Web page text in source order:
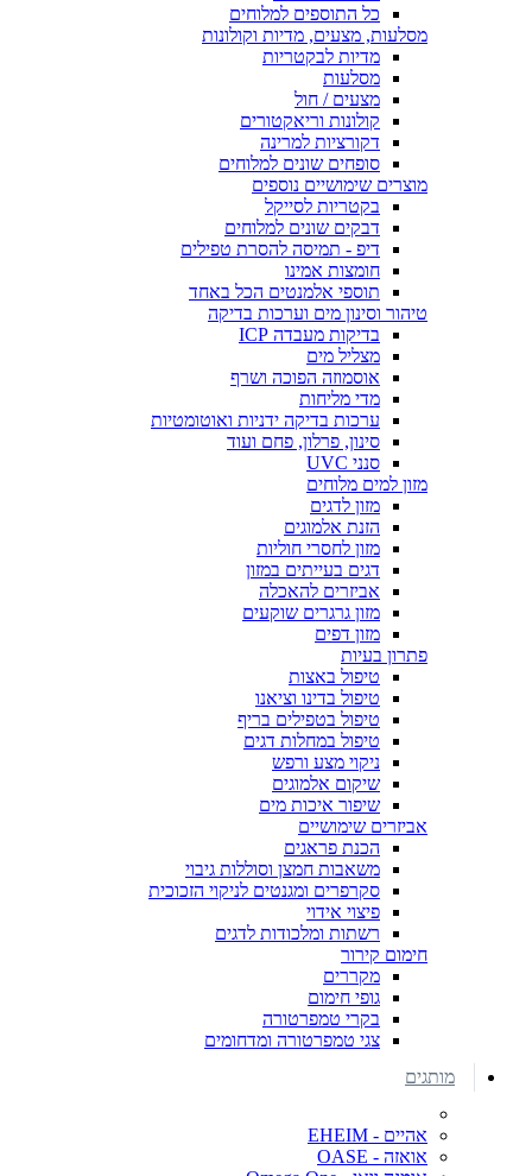
כל התוספים למלוחים
מסלעות, מצעים, מדיות וקולונות
מדיות לבקטריות
מסלעות
מצעים / חול
קולונות וריאקטורים
דקורציות למרינה
סופחים שונים למלוחים
מוצרים שימושיים נוספים
בקטריות לסייקל
דבקים שונים למלוחים
דיפ - תמיסה להסרת טפילים
חומצות אמינו
תוספי אלמנטים הכל באחד
טיהור וסינון מים וערכות בדיקה
בדיקות מעבדה ICP
מצליל מים
אוסמוזה הפוכה ושרף
מדי מליחות
ערכות בדיקה ידניות ואוטומטיות
סינון, פרלון, פחם ועוד
סנני UVC
מזון למים מלוחים
מזון לדגים
הזנת אלמוגים
מזון לחסרי חוליות
דגים בעייתים במזון
אביזרים להאכלה
מזון גרגרים שוקעים
מזון דפים
פתרון בעיות
טיפול באצות
טיפול בדינו וציאנו
טיפול בטפילים בריף
טיפול במחלות דגים
ניקוי מצע ורפש
שיקום אלמוגים
שיפור איכות מים
אביזרים שימושיים
הכנת פראגים
משאבות חמצן וסוללות גיבוי
סקרפרים ומגנטים לניקוי הזכוכית
פיצוי אידוי
רשתות ומלכודות לדגים
חימום קירור
מקררים
גופי חימום
בקרי טמפרטורה
צגי טמפרטורה ומדחומים
מותגים
אהיים - EHEIM
אואזה - OASE